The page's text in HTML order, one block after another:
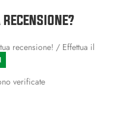
recensione! / Effettua il
verificate